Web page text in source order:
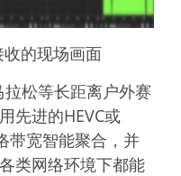
的现场画面
松等长距离户外赛
先进的HEVC或
带宽智能聚合，并
类网络环境下都能